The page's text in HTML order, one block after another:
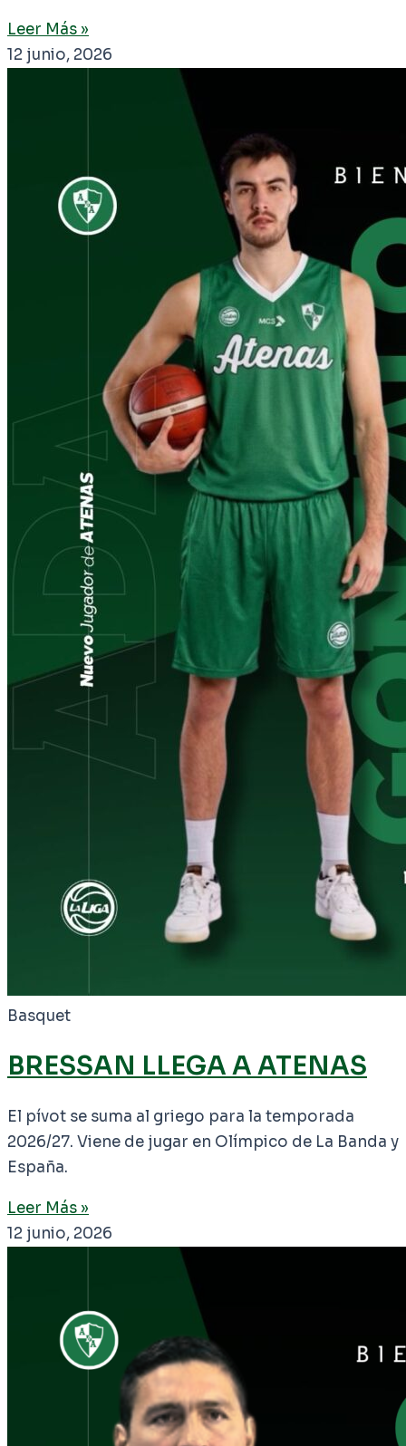
Leer Más »
12 junio, 2026
Basquet
BRESSAN LLEGA A ATENAS
El pívot se suma al griego para la temporada
2026/27. Viene de jugar en Olímpico de La Banda y
España.
Leer Más »
12 junio, 2026